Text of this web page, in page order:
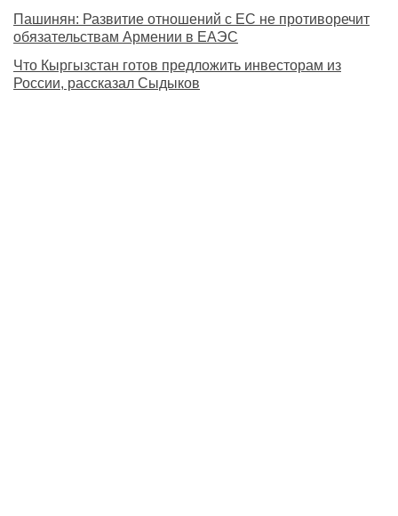
Пашинян: Развитие отношений с ЕС не противоречит
обязательствам Армении в ЕАЭС
Что Кыргызстан готов предложить инвесторам из
России, рассказал Сыдыков